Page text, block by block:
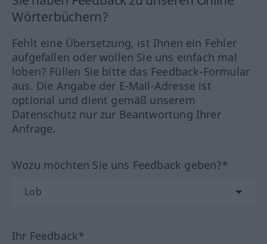
Wörterbüchern?
Fehlt eine Übersetzung, ist Ihnen ein Fehler
aufgefallen oder wollen Sie uns einfach mal
loben? Füllen Sie bitte das Feedback-Formular
aus. Die Angabe der E-Mail-Adresse ist
optional und dient gemäß unserem
Datenschutz nur zur Beantwortung Ihrer
Anfrage.
Wozu möchten Sie uns Feedback geben?*
Ihr Feedback*